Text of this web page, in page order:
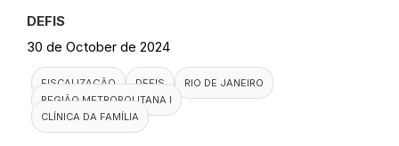
DEFIS
30 de October de 2024
FISCALIZAÇÃO DEFIS
RIO DE JANEIRO
REGIÃO METROPOLITANA I
CLÍNICA DA FAMÍLIA